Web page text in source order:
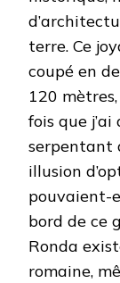
terre. Ce
coupé en
120
fois que
serpentant
illusion
pouvaient-
bord de ce
Ronda
romaine,